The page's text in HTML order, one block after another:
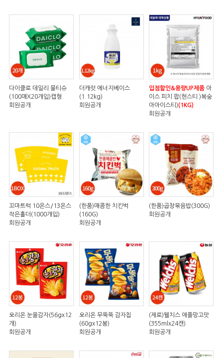
다이클로 데일리 물티슈
(100매X20개입)캡형
회원공개
더캐럿 에너지베이스
(1.12kg)
회원공개
입점할인&용량UP제품 아
이스 피치 팝(현스티 )복숭
아아이스티)(1KG)
회원공개
꼬마트럭 10온스/13온스
작은홀더(1000개입)
회원공개
(한품)매콤한 치킨벅
(160G)
회원공개
(한품)곱창볶음밥(300G)
회원공개
오리온 눈을감자(56gx12
개)
회원공개
오리온 무뚝뚝 감자칩
(60gx12봉)
회원공개
(제로)웰치스 애플망고맛
(355mlx24캔)
회원공개